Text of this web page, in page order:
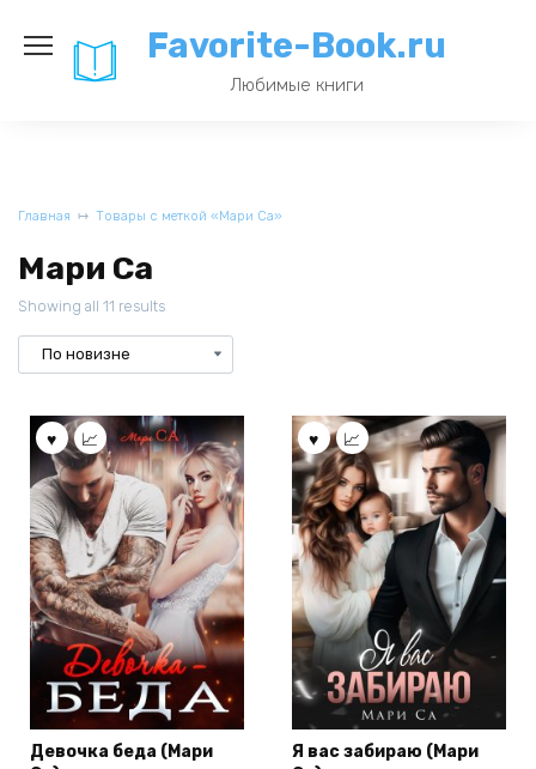
содержанию
Favorite-Book.ru
Любимые книги
Главная Товары с меткой «Мари Са»
Мари Са
Showing all 11 results
Девочка беда (Мари
Я вас забираю (Мари